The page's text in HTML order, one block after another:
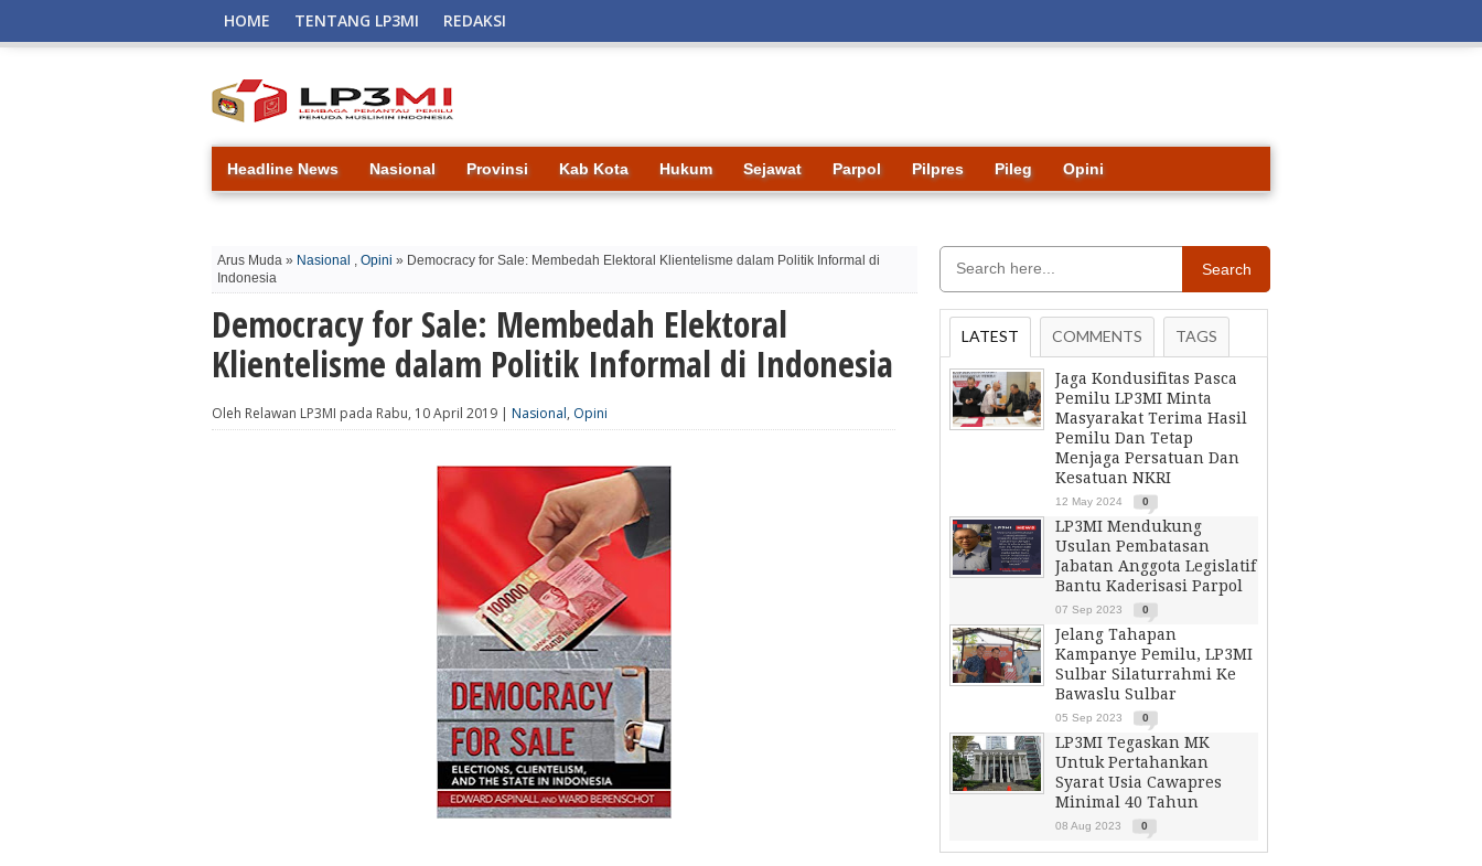
HOME TENTANG LP3MI REDAKSI
Headline News Nasional Provinsi Kab Kota Hukum Sejawat Parpol Pilpres Pileg Opini
Arus Muda » Nasional , Opini » Democracy for Sale: Membedah Elektoral Klientelisme dalam Politik Informal di
Indonesia
Democracy for Sale: Membedah Elektoral
Klientelisme dalam Politik Informal di Indonesia
Oleh Relawan LP3MI pada Rabu, 10 April 2019 | Nasional, Opini
Search
LATEST COMMENTS TAGS
Jaga Kondusifitas Pasca
Pemilu LP3MI Minta
Masyarakat Terima Hasil
Pemilu Dan Tetap
Menjaga Persatuan Dan
Kesatuan NKRI
12 May 2024 0
LP3MI Mendukung
Usulan Pembatasan
Jabatan Anggota Legislatif
Bantu Kaderisasi Parpol
07 Sep 2023 0
Jelang Tahapan
Kampanye Pemilu, LP3MI
Sulbar Silaturrahmi Ke
Bawaslu Sulbar
05 Sep 2023 0
LP3MI Tegaskan MK
Untuk Pertahankan
Syarat Usia Cawapres
Minimal 40 Tahun
08 Aug 2023 0